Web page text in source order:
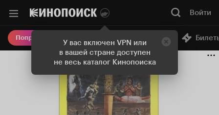
У вас включен VPN или
в вашей стране доступен
не весь каталог Кинопоиска
Войти
Попробовать Плюс Онлайн-кинотеатр